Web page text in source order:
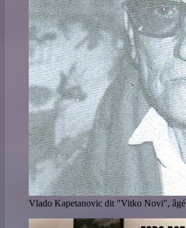
Vlado Kapetanovic dit "Vitko Novi", âgé